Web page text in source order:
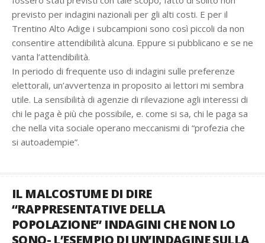
previsto per indagini nazionali per gli alti costi. E per il
Trentino Alto Adige i subcampioni sono così piccoli da non
consentire attendibilità alcuna. Eppure si pubblicano e se ne
vanta l’attendibilità.
In periodo di frequente uso di indagini sulle preferenze
elettorali, un’avvertenza in proposito ai lettori mi sembra
utile. La sensibilità di agenzie di rilevazione agli interessi di
chi le paga è più che possibile, e. come si sa, chi le paga sa
che nella vita sociale operano meccanismi di “profezia che
si autoadempie”.
IL MALCOSTUME DI DIRE
“RAPPRESENTATIVE DELLA
POPOLAZIONE” INDAGINI CHE NON LO
SONO- L’ESEMPIO DI UN’INDAGINE SULLA